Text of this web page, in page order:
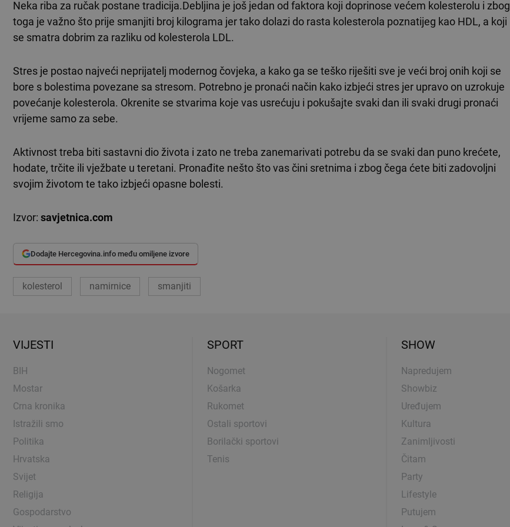
Neka riba za ručak postane tradicija.Debljina je još jedan od faktora koji doprinose većem kolesterolu i zbog
toga je važno što prije smanjiti broj kilograma jer tako dolazi do rasta kolesterola poznatijeg kao HDL, a koji
se smatra dobrim za razliku od kolesterola LDL.
Stres je postao najveći neprijatelj modernog čovjeka, a kako ga se teško riješiti sve je veći broj onih koji se
bore s bolestima povezane sa stresom. Potrebno je pronaći način kako izbjeći stres jer upravo on uzrokuje
povećanje kolesterola. Okrenite se stvarima koje vas usrećuju i pokušajte svaki dan ili svaki drugi pronaći
vrijeme samo za sebe.
Aktivnost treba biti sastavni dio života i zato ne treba zanemarivati potrebu da se svaki dan puno krećete,
hodate, trčite ili vježbate u teretani. Pronađite nešto što vas čini sretnima i zbog čega ćete biti zadovoljni
svojim životom te tako izbjeći opasne bolesti.
Izvor: savjetnica.com
Dodajte Hercegovina.info među omiljene izvore
kolesterol namirnice smanjiti
VIJESTI
BIH
Mostar
Crna kronika
Istražili smo
Politika
Hrvatska
Svijet
Religija
Gospodarstvo
SPORT
Nogomet
Košarka
Rukomet
Ostali sportovi
Borilački sportovi
Tenis
SHOW
Napredujem
Showbiz
Uređujem
Kultura
Zanimljivosti
Čitam
Party
Lifestyle
Putujem